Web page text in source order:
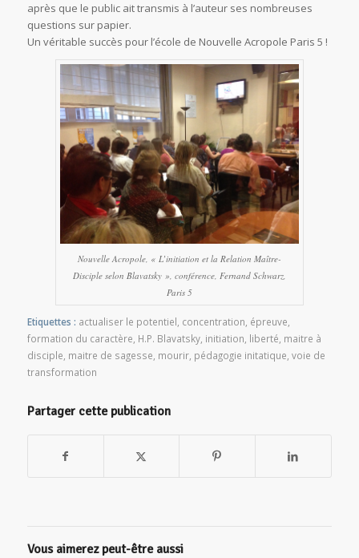
après que le public ait transmis à l’auteur ses nombreuses
questions sur papier.
Un véritable succès pour l’école de Nouvelle Acropole Paris 5 !
Nouvelle Acropole, « L’initiation et la Relation Maître-
Disciple selon Blavatsky », conférence, Fernand Schwarz,
Paris 5
Etiquettes : actualiser le potentiel concentration épreuve
formation du caractère H.P. Blavatsky, initiation liberté maitre à
disciple maitre de sagesse mourir, pédagogie initatique voie de
transformation
Partager cette publication
Vous aimerez peut-être aussi